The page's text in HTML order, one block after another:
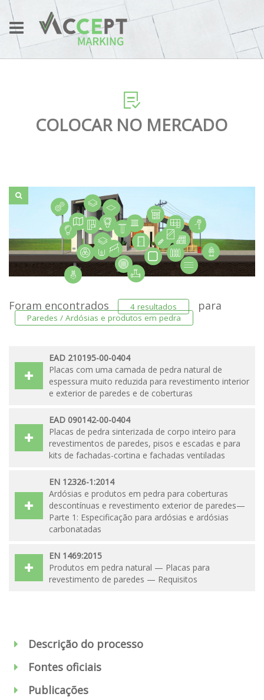
COLOCAR NO MERCADO
Foram encontrados 4 resultados para
Paredes / Ardósias e produtos em pedra
EAD 210195-00-0404
Placas com uma camada de pedra natural de
espessura muito reduzida para revestimento interior
e exterior de paredes e de coberturas
EAD 090142-00-0404
Placas de pedra sinterizada de corpo inteiro para
revestimentos de paredes, pisos e escadas e para
kits de fachadas-cortina e fachadas ventiladas
EN 12326-1:2014
Ardósias e produtos em pedra para coberturas
descontínuas e revestimento exterior de paredes—
Parte 1: Especificação para ardósias e ardósias
carbonatadas
EN 1469:2015
Produtos em pedra natural — Placas para
revestimento de paredes — Requisitos
Descrição do processo
Fontes oficiais
Publicações